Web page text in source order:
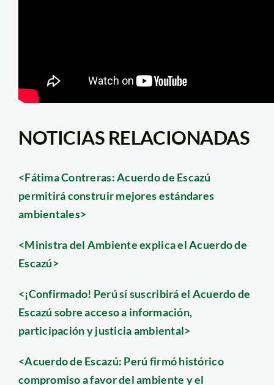
NOTICIAS RELACIONADAS
<Fátima Contreras: Acuerdo de Escazú
permitirá construir mejores estándares
ambientales>
<Ministra del Ambiente explica el Acuerdo de
Escazú>
<¡Confirmado! Perú sí suscribirá el Acuerdo de
Escazú sobre acceso a información,
participación y justicia ambiental>
<Acuerdo de Escazú: Perú firmó histórico
compromiso a favor del ambiente y el